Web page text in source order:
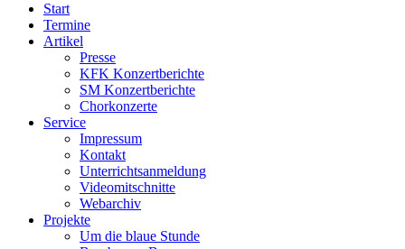
Start
Termine
Artikel
Presse
KFK Konzertberichte
SM Konzertberichte
Chorkonzerte
Service
Impressum
Kontakt
Unterrichtsanmeldung
Videomitschnitte
Webarchiv
Projekte
Um die blaue Stunde